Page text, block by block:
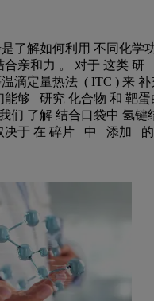
了解如何利用 不同化学
合亲和力 。 对于 这类 研
温滴定量热法 ( ITC ) 来 补
能够 研究 化合物 和 靶蛋
们 了解 结合口袋中 氢键
决于 在 碎片 中 添加
的